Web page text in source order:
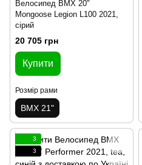
Велосипед BMX 20"
Mongoose Legion L100 2021,
сірий
20 705 грн
Купити
Розмір рами
BMX 21"
3
3